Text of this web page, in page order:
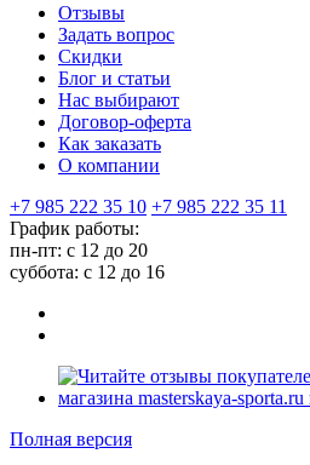
Отзывы
Задать вопрос
Скидки
Блог и статьи
Нас выбирают
Договор-оферта
Как заказать
О компании
+7 985 222 35 10 +7 985 222 35 11
График работы:
пн-пт: с 12 до 20
суббота: c 12 до 16
Полная версия